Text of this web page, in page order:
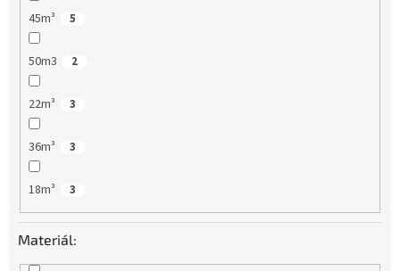
45m³ 5
50m3 2
22m³ 3
36m³ 3
18m³ 3
Materiál: